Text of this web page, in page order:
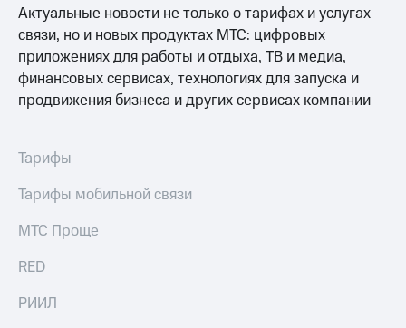
и
аудит
Рынок
акций
Описание
акций
Рынок
облигаций
Актуальные новости не только о тарифах и услугах
связи, но и новых продуктах МТС: цифровых
приложениях для работы и отдыха, ТВ и медиа,
финансовых сервисах, технологиях для запуска и
продвижения бизнеса и других сервисах компании
Тарифы
Тарифы мобильной связи
МТС Проще
RED
РИИЛ